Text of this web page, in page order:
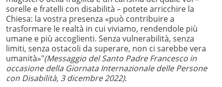
sorelle e fratelli con disabilità – potete arricchire la
Chiesa: la vostra presenza «può contribuire a
trasformare le realtà in cui viviamo, rendendole più
umane e più accoglienti. Senza vulnerabilità, senza
limiti, senza ostacoli da superare, non ci sarebbe vera
umanità»"(Messaggio del Santo Padre Francesco in
occasione della Giornata Internazionale delle Persone
con Disabilità, 3 dicembre 2022).